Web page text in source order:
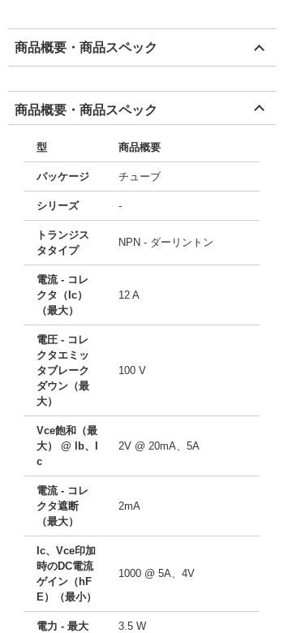
商品概要・商品スペック
商品概要・商品スペック
型 商品概要
パッケージ チューブ
シリーズ -
トランジス
タタイプ
NPN - ダーリントン
電流 - コレ
クタ（Ic）
（最大）
12 A
電圧 - コレ
クタエミッ
タブレーク
ダウン（最
大）
100 V
Vce飽和（最
大） @ lb、I
c
2V @ 20mA、5A
電流 - コレ
クタ遮断
（最大）
2mA
Ic、Vce印加
時のDC電流
ゲイン（hF
E）（最小）
1000 @ 5A、4V
電力 - 最大 3.5 W